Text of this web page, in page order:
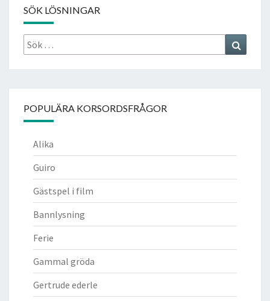
SÖK LÖSNINGAR
Sök
efter:
POPULÄRA KORSORDSFRÅGOR
Alika
Guiro
Gästspel i film
Bannlysning
Ferie
Gammal gröda
Gertrude ederle